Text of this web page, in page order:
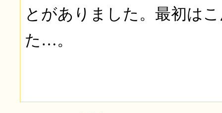
とがありました。最初は
た…。